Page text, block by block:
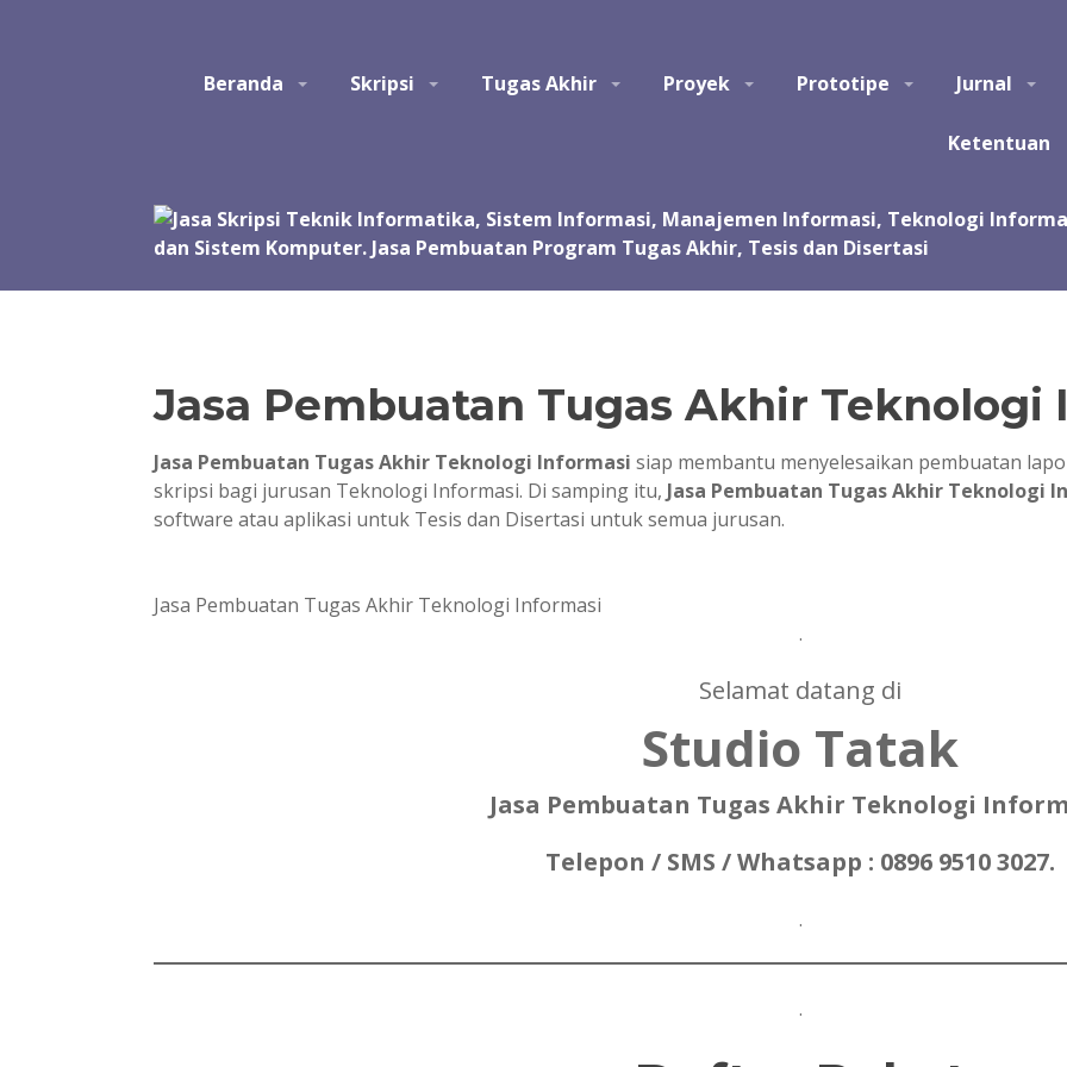
Perangkat Lunak. Jasa bantuan, bimbingan, konsultasi, kursus, les privat dalam pembuatan tugas akhir dan skripsi.
Beranda Skripsi Tugas Akhir Proyek Prototipe Jurnal
Ketentuan
Jasa Pembuatan Tugas Akhir Teknologi
Jasa Pembuatan Tugas Akhir Teknologi Informasi siap membantu menyelesaikan pembuatan
skripsi bagi jurusan Teknologi Informasi. Di samping itu, Jasa Pembuatan Tugas Akhir Teknologi
software atau aplikasi untuk Tesis dan Disertasi untuk semua jurusan.
Jasa Pembuatan Tugas Akhir Teknologi Informasi
.
Selamat datang di
Studio Tatak
Jasa Pembuatan Tugas Akhir Teknologi
Telepon / SMS / Whatsapp : 0896 9510 3027.
.
.